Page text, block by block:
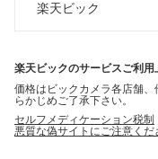
楽天ビック
楽天ビックのサービスご利用
価格はビックカメラ各店舗
らかじめご了承下さい。
セルフメディケーション税制
悪質な偽サイトにご注意くだ